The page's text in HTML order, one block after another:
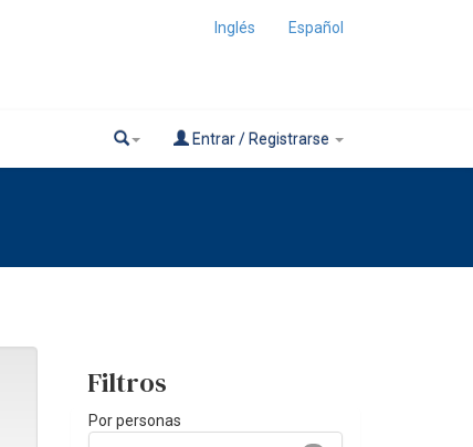
Inglés Español
Entrar / Registrarse
Filtros
Por personas